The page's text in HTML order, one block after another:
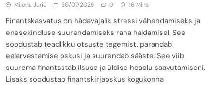
Milena Jurić 30/07/2025 0 16 Mins
Finantskasvatus on hädavajalik stressi vähendamiseks ja
enesekindluse suurendamiseks raha haldamisel. See
soodustab teadlikku otsuste tegemist, parandab
eelarvestamise oskusi ja suurendab sääste. See viib
suurema finantsstabiilsuse ja üldise heaolu saavutamiseni.
Lisaks soodustab finantskirjaoskus kogukonna